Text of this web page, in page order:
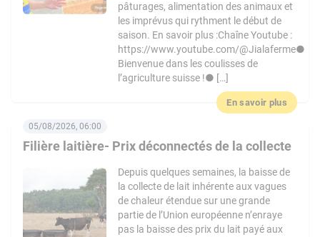
pâturages, alimentation des animaux et
les imprévus qui rythment le début de
saison. En savoir plus :Chaîne Youtube :
https://www.youtube.com/@Jialaferme●
Bienvenue dans les coulisses de
l’agriculture suisse !● […]
En savoir plus
Filière laitière- Prix déconnectés de la collecte
05/08/2026, 06:00
Depuis quelques semaines, la baisse de
la collecte de lait inhérente aux vagues
de chaleur étendue sur une grande
partie de l’Union européenne n’enraye
pas la baisse des prix du lait payé aux